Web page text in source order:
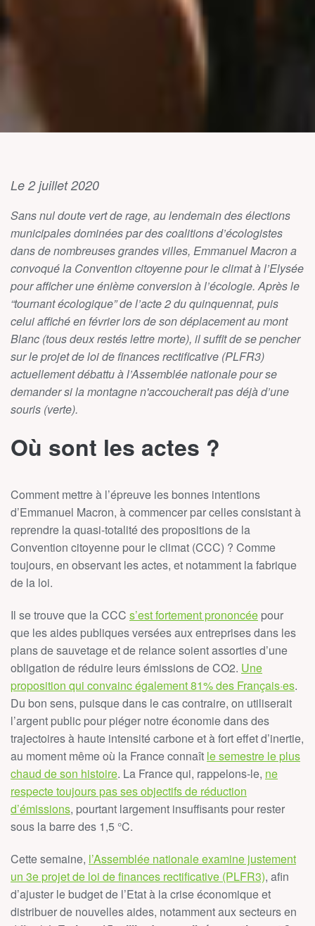
Le 2 juillet 2020
Sans nul doute vert de rage, au lendemain des élections
municipales dominées par des coalitions d’écologistes
dans de nombreuses grandes villes, Emmanuel Macron a
convoqué la Convention citoyenne pour le climat à l’Elysée
pour afficher une énième conversion à l’écologie. Après le
“tournant écologique” de l’acte 2 du quinquennat, puis
celui affiché en février lors de son déplacement au mont
Blanc (tous deux restés lettre morte), il suffit de se pencher
sur le projet de loi de finances rectificative (PLFR3)
actuellement débattu à l’Assemblée nationale pour se
demander si la montagne n'accoucherait pas déjà d’une
souris (verte).
Où sont les actes ?
Comment mettre à l’épreuve les bonnes intentions
d’Emmanuel Macron, à commencer par celles consistant à
reprendre la quasi-totalité des propositions de la
Convention citoyenne pour le climat (CCC) ? Comme
toujours, en observant les actes, et notamment la fabrique
de la loi.
Il se trouve que la CCC s’est fortement prononcée pour
que les aides publiques versées aux entreprises dans les
plans de sauvetage et de relance soient assorties d’une
obligation de réduire leurs émissions de CO2. Une
proposition qui convainc également 81% des Français·es.
Du bon sens, puisque dans le cas contraire, on utiliserait
l’argent public pour piéger notre économie dans des
trajectoires à haute intensité carbone et à fort effet d’inertie,
au moment même où la France connaît le semestre le plus
chaud de son histoire. La France qui, rappelons-le, ne
respecte toujours pas ses objectifs de réduction
d’émissions, pourtant largement insuffisants pour rester
sous la barre des 1,5 °C.
Cette semaine, l’Assemblée nationale examine justement
un 3e projet de loi de finances rectificative (PLFR3), afin
d’ajuster le budget de l’Etat à la crise économique et
distribuer de nouvelles aides, notamment aux secteurs en